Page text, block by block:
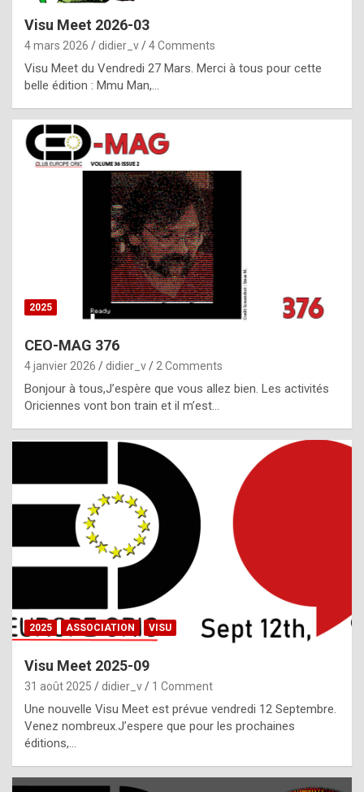
p
l
c
h
i
s
t
o
r
p
e
c
i
l
,
g
h
t
f
Visu Meet 2026-03
4 mars 2026 didier_v 4 Comments
Visu Meet du Vendredi 27 Mars. Merci à tous pour cette
belle édition : Mmu Man,…
2025
CEO-MAG 376
4 janvier 2026 didier_v 2 Comments
Bonjour à tous,J’espère que vous allez bien. Les activités
Oriciennes vont bon train et il m’est…
2025 ASSOCIATION VISU
Visu Meet 2025-09
31 août 2025 didier_v 1 Comment
Une nouvelle Visu Meet est prévue vendredi 12 Septembre.
Venez nombreux.J’espere que pour les prochaines
éditions,…